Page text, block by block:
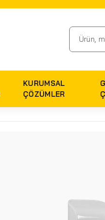
KURUMSAL
ÇÖZÜMLER